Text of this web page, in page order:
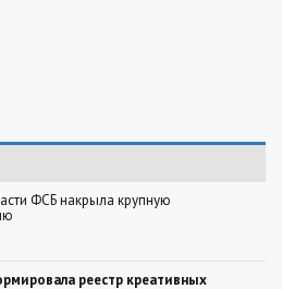
ФСБ накрыла крупную
реестр креативных